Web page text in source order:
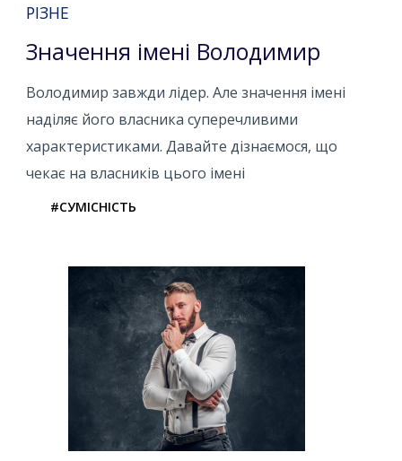
РІЗНЕ
Значення імені Володимир
Володимир завжди лідер. Але значення імені
наділяє його власника суперечливими
характеристиками. Давайте дізнаємося, що
чекає на власників цього імені
#СУМІСНІСТЬ